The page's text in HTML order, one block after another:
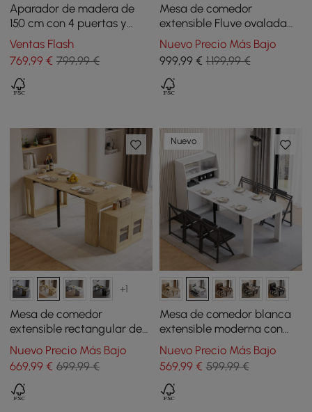
Aparador de madera de
150 cm con 4 puertas y
estantes ajustables
Ventas Flash
769,99 € 799,99 €
Mesa de comedor
extensible Fluve ovalada
160 - 200 cm blanco lavado
Nuevo Precio Más Bajo
999,99€ 1.199,99 €
+1
Mesa de comedor
extensible rectangular de
madera con aparador 180
cm natural
Nuevo Precio Más Bajo
669,99 € 699,99 €
Nuevo
Mesa de comedor blanca
extensible moderna con
aparador rectangular de
almacenamiento y puerta
de vidrio
Nuevo Precio Más Bajo
569,99€ 599,99 €